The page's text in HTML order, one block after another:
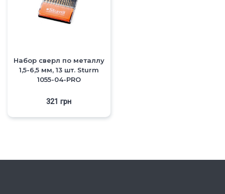
Набор сверл по металлу
1,5-6,5 мм, 13 шт. Sturm
1055-04-PRO
321грн